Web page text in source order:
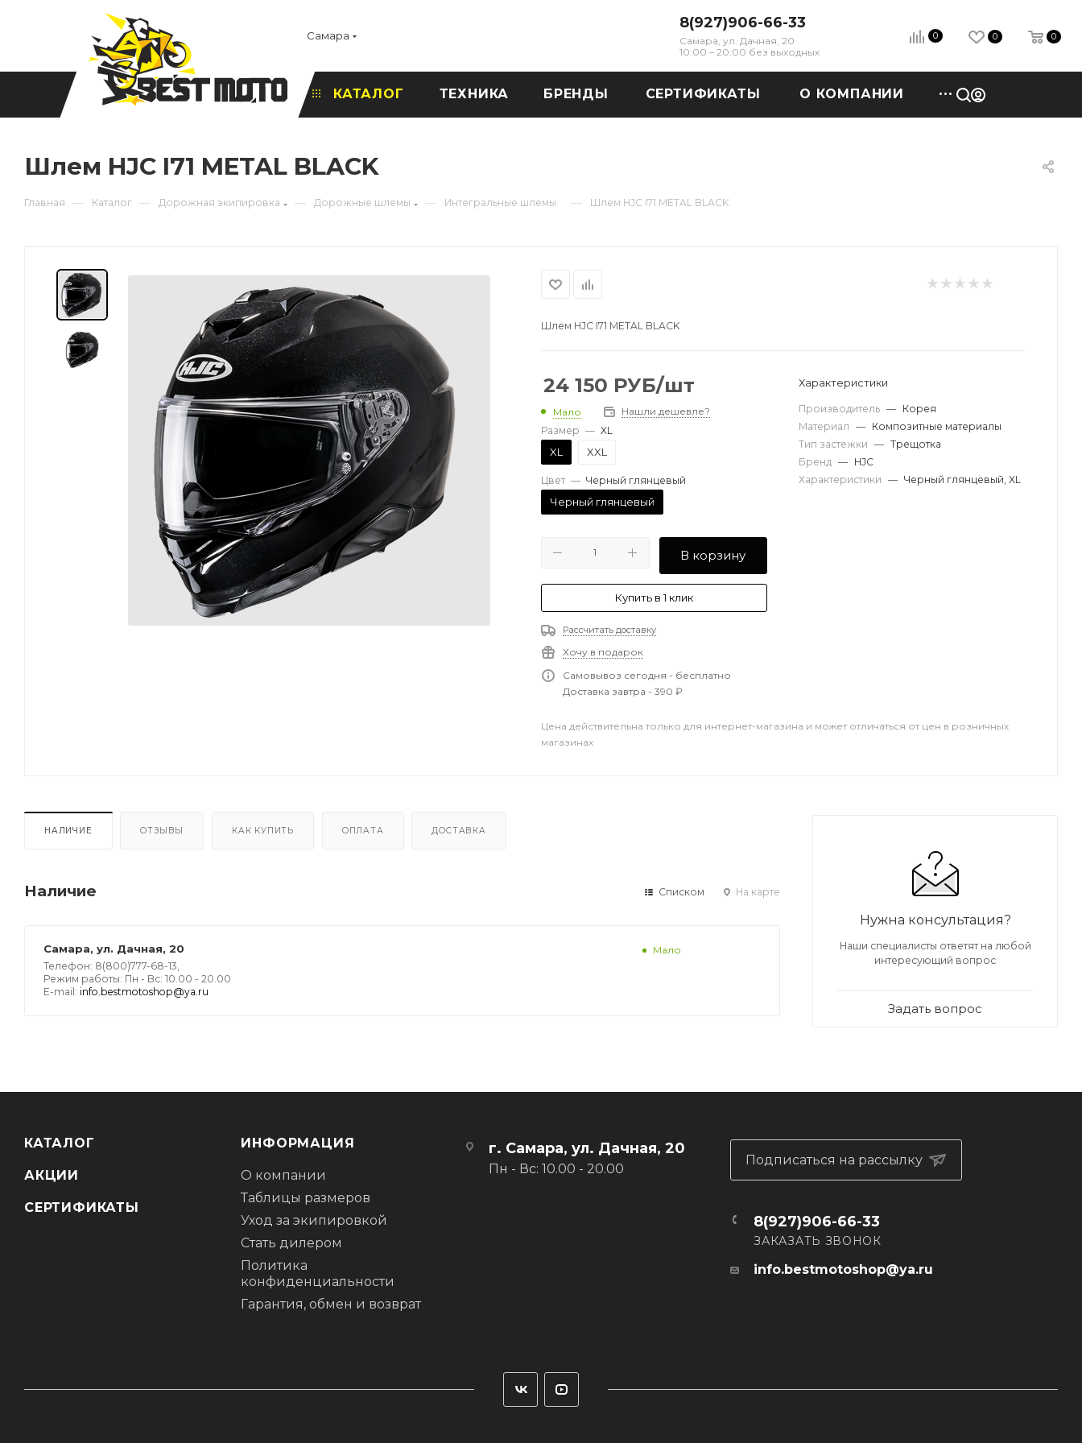
Самара
8(927)906-66-33
Самара, ул. Дачная, 20
10:00 – 20:00 без выходных
0 0 0
КАТАЛОГ ТЕХНИКА БРЕНДЫ СЕРТИФИКАТЫ О КОМПАНИИ
Шлем HJC I71 METAL BLACK
Главная — Каталог — Дорожная экипировка — Дорожные шлемы — Интегральные шлемы — Шлем HJC I71 METAL BLACK
Шлем HJC I71 METAL BLACK
24 150 РУБ/шт
Мало
Нашли дешевле?
Размер — XL
XL XXL
Цвет — Черный глянцевый
Черный глянцевый
В корзину
Купить в 1 клик
Рассчитать доставку
Хочу в подарок
Самовывоз сегодня - бесплатно
Доставка завтра - 390 ₽
Характеристики
Производитель — Корея
Материал — Композитные материалы
Тип застежки — Трещотка
Бренд — HJC
Характеристики — Черный глянцевый, XL
Цена действительна только для интернет-магазина и может отличаться от цен в розничных
магазинах
НАЛИЧИЕ ОТЗЫВЫ КАК КУПИТЬ ОПЛАТА ДОСТАВКА
Наличие Списком На карте
Самара, ул. Дачная, 20
Телефон: 8(800)777-68-13,
Режим работы: Пн - Вс: 10.00 - 20.00
E-mail: info.bestmotoshop@ya.ru
Мало
Нужна консультация?
Наши специалисты ответят на любой
интересующий вопрос
Задать вопрос
КАТАЛОГ
АКЦИИ
СЕРТИФИКАТЫ
ИНФОРМАЦИЯ
О компании
Таблицы размеров
Уход за экипировкой
Стать дилером
Политика
конфиденциальности
Гарантия, обмен и возврат
г. Самара, ул. Дачная, 20
Пн - Вс: 10.00 - 20.00
Подписаться на рассылку
8(927)906-66-33
ЗАКАЗАТЬ ЗВОНОК
info.bestmotoshop@ya.ru